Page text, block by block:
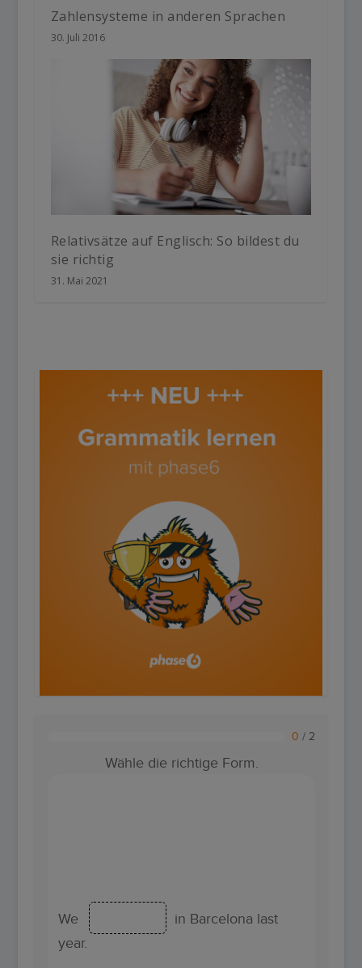
Zahlensysteme in anderen Sprachen
30. Juli 2016
Relativsätze auf Englisch: So bildest du
sie richtig
31. Mai 2021